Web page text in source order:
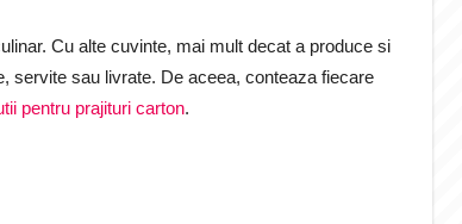
Cu alte cuvinte, mai mult decat a produce si
servite sau livrate. De aceea, conteaza fiecare
pentru prajituri carton.